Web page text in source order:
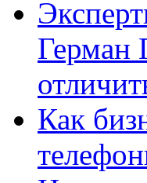
Герман
Как